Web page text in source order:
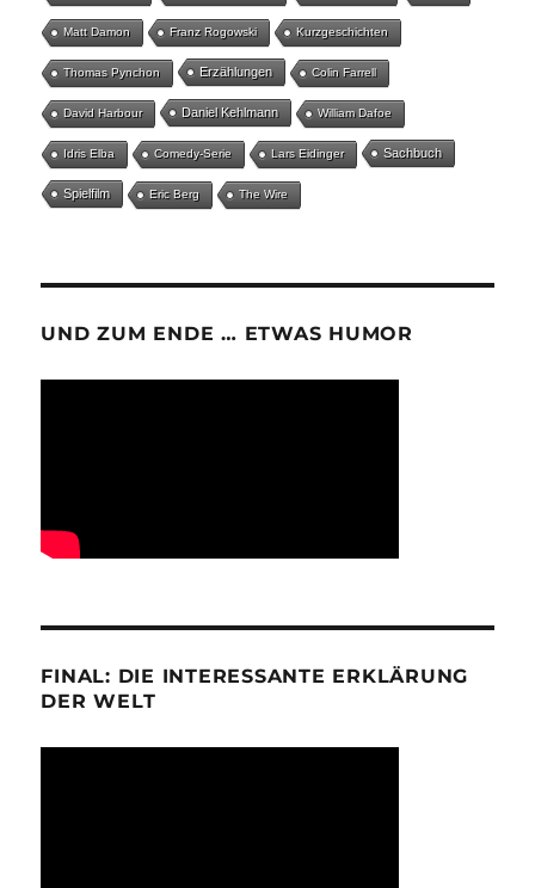
Matt Damon Franz Rogowski Kurzgeschichten
Thomas Pynchon Erzählungen Colin Farrell
David Harbour Daniel Kehlmann William Dafoe
Idris Elba Comedy-Serie Lars Eidinger Sachbuch
Spielfilm Eric Berg The Wire
UND ZUM ENDE … ETWAS HUMOR
FINAL: DIE INTERESSANTE ERKLÄRUNG
DER WELT